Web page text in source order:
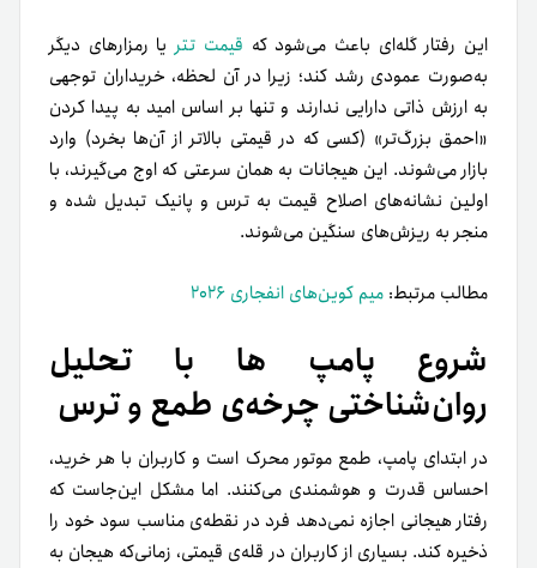
این رفتار گله‌ای باعث می‌شود که قیمت تتریا رمزارهای دیگر
به‌صورت عمودی رشد کند؛ زیرا در آن لحظه، خریداران توجهی
به ارزش ذاتی دارایی ندارند و تنها بر اساس امید به پیدا کردن
«احمق بزرگ‌تر» (کسی که در قیمتی بالاتر از آن‌ها بخرد) وارد
بازار می‌شوند. این هیجانات به همان سرعتی که اوج می‌گیرند، با
اولین نشانه‌های اصلاح قیمت به ترس و پانیک تبدیل شده و
منجر به ریزش‌های سنگین می‌شوند.
مطالب مرتبط: میم کوین‌های انفجاری ۲۰۲۶
شروع پامپ ها با تحلیل
روان‌شناختی چرخه‌ی طمع و ترس
در ابتدای پامپ، طمع موتور محرک است و کاربران با هر خرید،
احساس قدرت و هوشمندی می‌کنند. اما مشکل این‌جاست که
رفتار هیجانی اجازه نمی‌دهد فرد در نقطه‌ی مناسب سود خود را
ذخیره کند. بسیاری از کاربران در قله‌ی قیمتی، زمانی‌که هیجان به